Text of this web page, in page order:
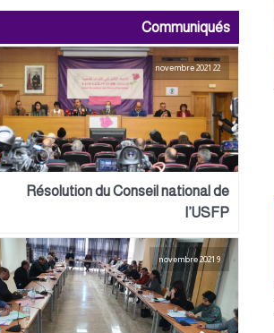
au niveau
organisationnel
que logistique
Communiqués
22 novembre 2021
Résolution du Conseil national de
l’USFP
9 novembre 2021